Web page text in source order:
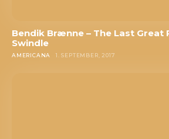
Bendik Brænne – The Last Great
Swindle
AMERICANA 1. SEPTEMBER, 2017